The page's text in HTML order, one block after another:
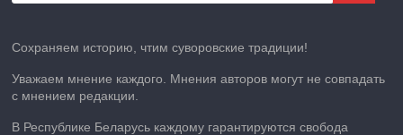
Сохраняем историю, чтим суворовские традиции!
Уважаем мнение каждого. Мнения авторов могут не совпадать
с мнением редакции.
В Республике Беларусь каждому гарантируются свобода